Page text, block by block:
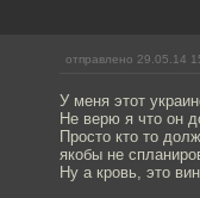
отправлено 29.05.14
У меня этот
Не верю я что он
Просто кто то
якобы не
Ну а кровь, это